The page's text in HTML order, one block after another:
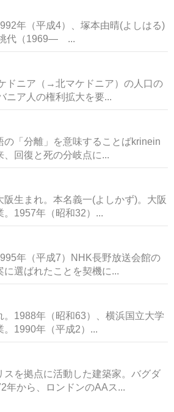
年（平成4）、塚本由晴(よしはる)
代（1969― ...
ドニア（→北マケドニア）の人口の
ア人の権利拡大を要...
の「分離」を意味することばkrinein
回復と死の分岐点に...
阪生まれ。本名義一(よしかず)。大阪
1957年（昭和32）...
年（平成7）NHK長野放送会館の
選ばれたことを契機に...
。1988年（昭和63）、横浜国立大学
1990年（平成2）...
スを拠点に活動した建築家。バグダ
年から、ロンドンのAAス...